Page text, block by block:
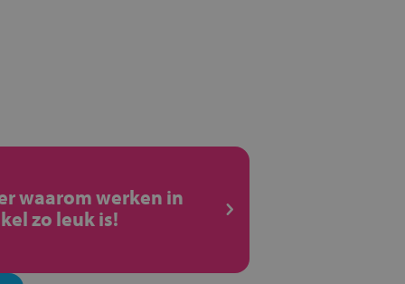
waarom werken in
zo leuk is!